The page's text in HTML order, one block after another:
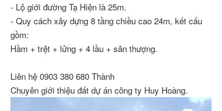
- Lộ giới đường Tạ Hiện là 25m.
- Quy cách xây dựng 8 tầng chiều cao 24m, kết cấu
gồm:
Hầm + trệt + lửng + 4 lầu + sân thượng.
Liên hệ 0903 380 680 Thành
Chuyên giới thiệu đất dự án công ty Huy Hoàng.